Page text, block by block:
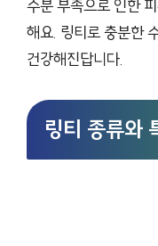
수분 부족으로 인한
해요. 링티로 충분한
건강해진답니다.
링티 종류와